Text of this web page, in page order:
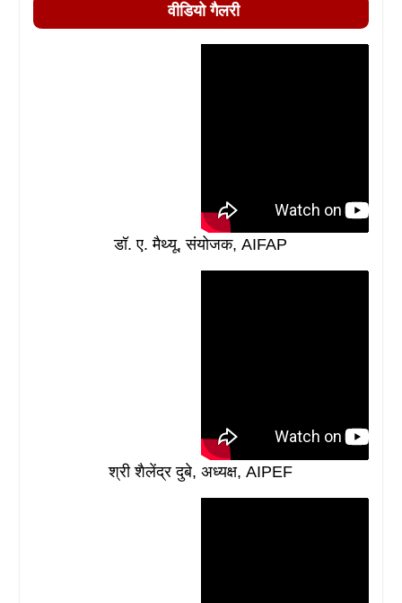
वीडियो गैलरी
डॉ. ए. मैथ्यू, संयोजक, AIFAP
श्री शैलेंद्र दुबे, अध्यक्ष, AIPEF